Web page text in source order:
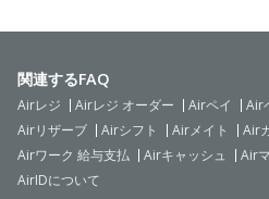
関連するFAQ
Airレジ Airレジ オーダー Airペイ Air
Airリザーブ
Airシフト Airメイト Air
Airワーク 給与支払
Airキャッシュ Air
AirIDについて